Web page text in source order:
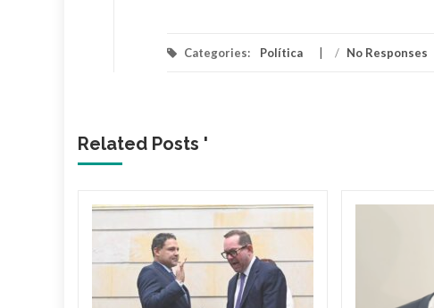
Categories: Política / No Responses
Related Posts '